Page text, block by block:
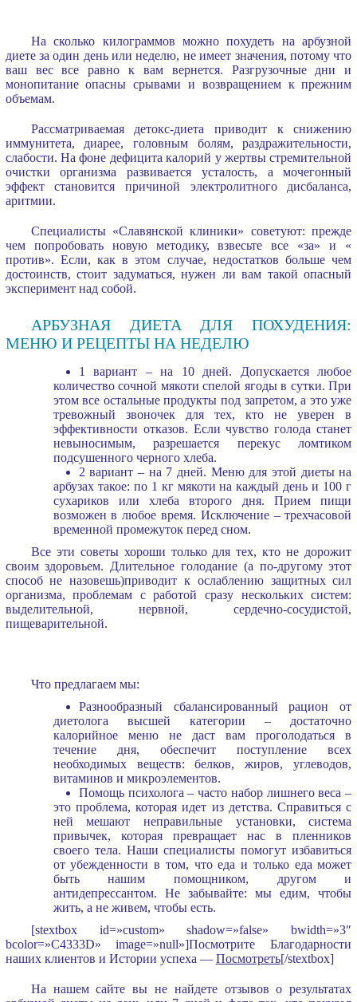
На сколько килограммов можно похудеть на арбузной
диете за один день или неделю, не имеет значения, потому что
ваш вес все равно к вам вернется. Разгрузочные дни и
монопитание опасны срывами и возвращением к прежним
объемам.
Рассматриваемая детокс-диета приводит к снижению
иммунитета, диарее, головным болям, раздражительности,
слабости. На фоне дефицита калорий у жертвы стремительной
очистки организма развивается усталость, а мочегонный
эффект становится причиной электролитного дисбаланса,
аритмии.
Специалисты «Славянской клиники» советуют: прежде
чем попробовать новую методику, взвесьте все «за» и «
против». Если, как в этом случае, недостатков больше чем
достоинств, стоит задуматься, нужен ли вам такой опасный
эксперимент над собой.
АРБУЗНАЯ ДИЕТА ДЛЯ ПОХУДЕНИЯ:
МЕНЮ И РЕЦЕПТЫ НА НЕДЕЛЮ
1 вариант – на 10 дней. Допускается любое
количество сочной мякоти спелой ягоды в сутки. При
этом все остальные продукты под запретом, а это уже
тревожный звоночек для тех, кто не уверен в
эффективности отказов. Если чувство голода станет
невыносимым, разрешается перекус ломтиком
подсушенного черного хлеба.
2 вариант – на 7 дней. Меню для этой диеты на
арбузах такое: по 1 кг мякоти на каждый день и 100 г
сухариков или хлеба второго дня. Прием пищи
возможен в любое время. Исключение – трехчасовой
временной промежуток перед сном.
Все эти советы хороши только для тех, кто не дорожит
своим здоровьем. Длительное голодание (а по-другому этот
способ не назовешь)приводит к ослаблению защитных сил
организма, проблемам с работой сразу нескольких систем:
выделительной, нервной, сердечно-сосудистой,
пищеварительной.
Что предлагаем мы:
Разнообразный сбалансированный рацион от
диетолога высшей категории – достаточно
калорийное меню не даст вам проголодаться в
течение дня, обеспечит поступление всех
необходимых веществ: белков, жиров, углеводов,
витаминов и микроэлементов.
Помощь психолога – часто набор лишнего веса –
это проблема, которая идет из детства. Справиться с
ней мешают неправильные установки, система
привычек, которая превращает нас в пленников
своего тела. Наши специалисты помогут избавиться
от убежденности в том, что еда и только еда может
быть нашим помощником, другом и
антидепрессантом. Не забывайте: мы едим, чтобы
жить, а не живем, чтобы есть.
[stextbox id=»custom» shadow=»false» bwidth=»3″
bcolor=»C4333D» image=»null»]Посмотрите Благодарности
наших клиентов и Истории успеха — Посмотреть[/stextbox]
На нашем сайте вы не найдете отзывов о результатах